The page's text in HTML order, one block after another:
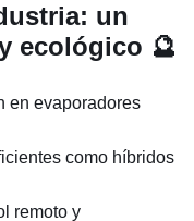
un
ecológico 🔮
en evaporadores
como híbridos
remoto y